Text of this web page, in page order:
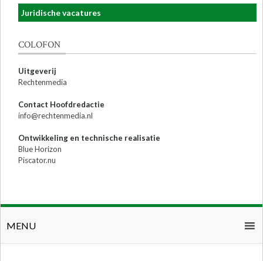
Juridische vacatures
COLOFON
Uitgeverij
Rechtenmedia
Contact Hoofdredactie
info@rechtenmedia.nl
Ontwikkeling en technische realisatie
Blue Horizon
Piscator.nu
MENU